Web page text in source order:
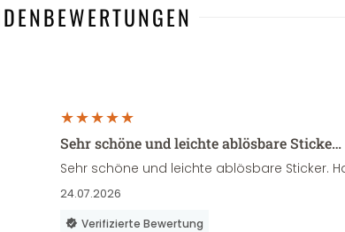
Sehr schöne und leichte ablösbare Sticke…
Sehr schöne und leichte ablösbare Sticker.
24.07.2026
Verifizierte Bewertung